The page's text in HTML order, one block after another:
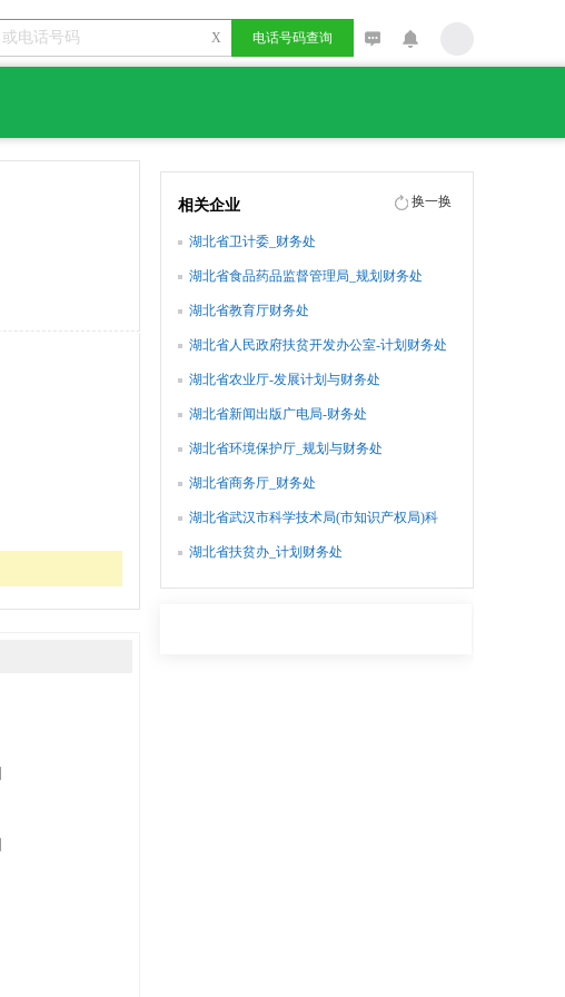
X 电话号码查询
相关企业 换一换
湖北省卫计委_财务处
湖北省食品药品监督管理局_规划财务处
湖北省教育厅财务处
湖北省人民政府扶贫开发办公室-计划财务处
湖北省农业厅-发展计划与财务处
湖北省新闻出版广电局-财务处
湖北省环境保护厅_规划与财务处
湖北省商务厅_财务处
湖北省武汉市科学技术局(市知识产权局)科
湖北省扶贫办_计划财务处